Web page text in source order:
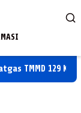
129 Kodim